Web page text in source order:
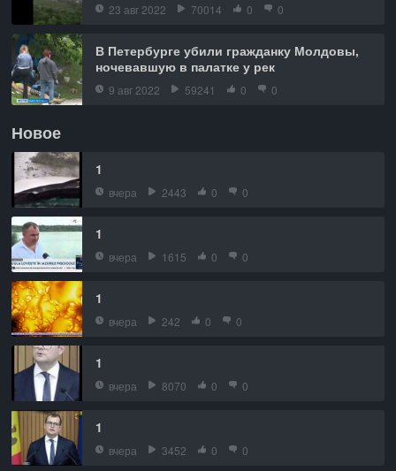
23 авг 2022 70014 0 0
В Петербурге убили гражданку Молдовы,
ночевавшую в палатке у рек
9 авг 2022 59241 0 0
Новое
1
вчера 2443 0 0
1
вчера 1615 0 0
1
вчера 242 0 0
1
вчера 8070 0 0
1
вчера 3452 0 0